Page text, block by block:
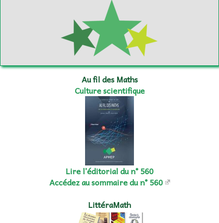
Au fil des Maths
Culture scientifique
Lire l’éditorial du n° 560
Accédez au sommaire du n° 560
LittéraMath